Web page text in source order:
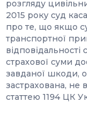
розгляду
2015 року суд
про те, що якщо
транспортної
відповідальності
страхової суми
завданої шкоди,
застрахована, не
статтею 1194 ЦК